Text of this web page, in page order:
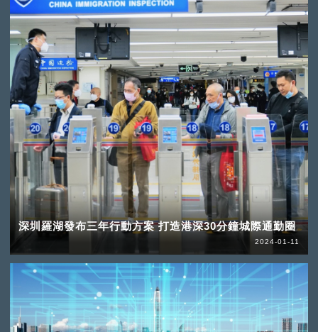
深圳羅湖發布三年行動方案 打造港深30分鐘城際通勤圈
2024-01-11